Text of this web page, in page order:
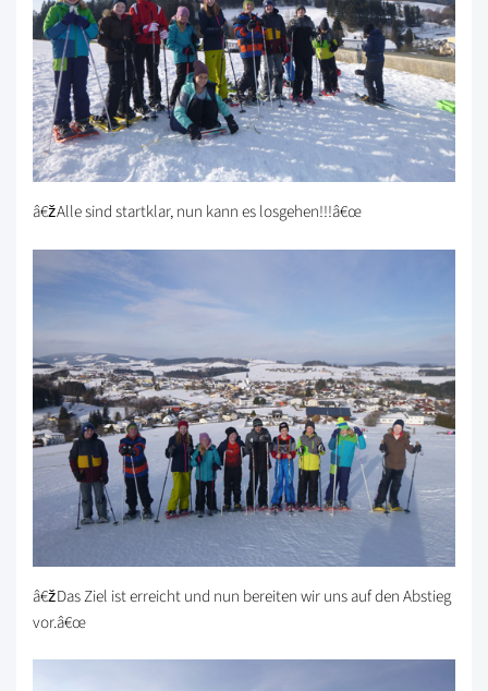
â€žAlle sind startklar, nun kann es losgehen!!!â€œ
â€žDas Ziel ist erreicht und nun bereiten wir uns auf den Abstieg
vor.â€œ